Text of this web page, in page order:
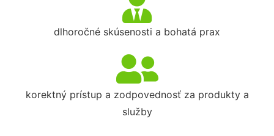
dlhoročné skúsenosti a bohatá prax
korektný prístup a zodpovednosť za produkty a
služby